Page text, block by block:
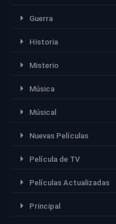
Guerra
Historia
Misterio
Música
Músical
Nuevas Películas
Película de TV
Películas Actualizadas
Principal